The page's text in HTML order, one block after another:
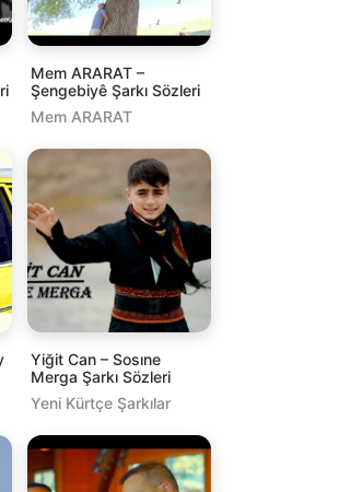
Mem ARARAT –
Şengebiyê Şarkı Sözleri
Mem ARARAT
Yiğit Can – Sosıne
Merga Şarkı Sözleri
Yeni Kürtçe Şarkılar